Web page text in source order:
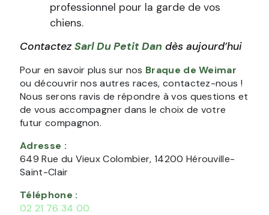
professionnel pour la garde de vos
chiens.
ContactezSarl Du Petit Dan dès aujourd’hui
Pour en savoir plus sur nos Braque de Weimar
ou découvrir nos autres races, contactez-nous !
Nous serons ravis de répondre à vos questions et
de vous accompagner dans le choix de votre
futur compagnon.
Adresse :
649 Rue du Vieux Colombier, 14200 Hérouville-
Saint-Clair
Téléphone :
02 21 76 34 00